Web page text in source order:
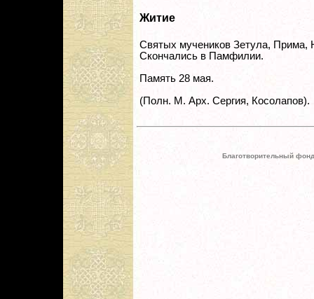
Житие
Святых мучеников Зетула, Прима,
Скончались в Памфилии.
Память 28 мая.
(Полн. М. Арх. Сергия, Косолапов).
Благотворительный